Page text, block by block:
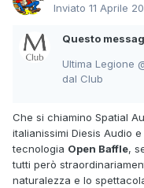
Inviato 11 Aprile
Questo
Ultima Legione
dal Club
Che si chiamino Spatial
italianissimi Diesis Audio
tecnologia Open Baffle,
tutti però
naturalezza e lo